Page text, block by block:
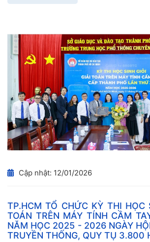
Cập nhật: 12/01/2026
TP.HCM TỔ CHỨC KỲ THI HỌC
TOÁN TRÊN MÁY TÍNH CẦM
NĂM HỌC 2025 - 2026 NGÀY
TRUYỀN THỐNG, QUY TỤ 3.800